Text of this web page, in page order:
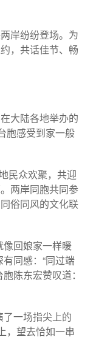
岸纷纷登场。为
，共话佳节、畅
大陆各地举办的
胞感受到家一般
民众欢聚，共迎
两岸同胞共同参
俗同风的文化联
像回娘家一样暖
同感：“同过端
陈东宏赞叹道：
了一场指尖上的
，望去恰如一串